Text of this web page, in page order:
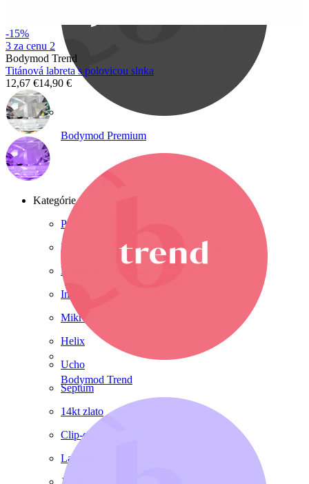
Bodymod Premium
Bodymod Trend
-15%
3 za cenu 2
Bodymod Trend
Titánová labreta s polovicou slnka
12,67 €14,90 €
Kategórie
Pupok
Pera
Bradavka
Industrial
Mikrodermál
Helix
Ucho
Septum
14kt zlato
Clip-on
Labreta
Jazyk